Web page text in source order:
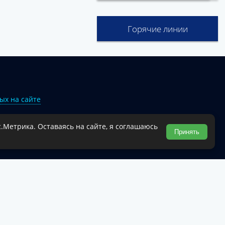
Горячие линии
на сайте
муниципального округа.
Оставаясь на сайте, я соглашаюсь
Принять